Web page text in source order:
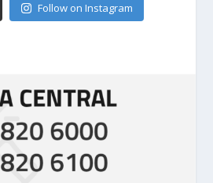
Follow on Instagram